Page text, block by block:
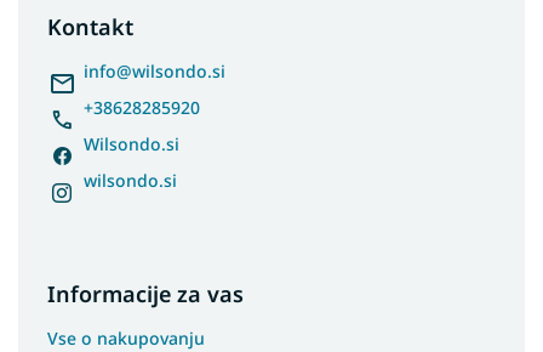
Kontakt
info@wilsondo.si
+38628285920
Wilsondo.si
wilsondo.si
Informacije za vas
Vse o nakupovanju